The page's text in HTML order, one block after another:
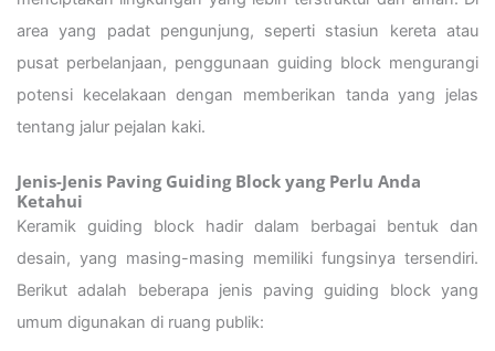
area yang padat pengunjung, seperti stasiun kereta atau
pusat perbelanjaan, penggunaan guiding block mengurangi
potensi kecelakaan dengan memberikan tanda yang jelas
tentang jalur pejalan kaki.
Jenis-Jenis Paving Guiding Block yang Perlu Anda
Ketahui
Keramik guiding block hadir dalam berbagai bentuk dan
desain, yang masing-masing memiliki fungsinya tersendiri.
Berikut adalah beberapa jenis paving guiding block yang
umum digunakan di ruang publik: